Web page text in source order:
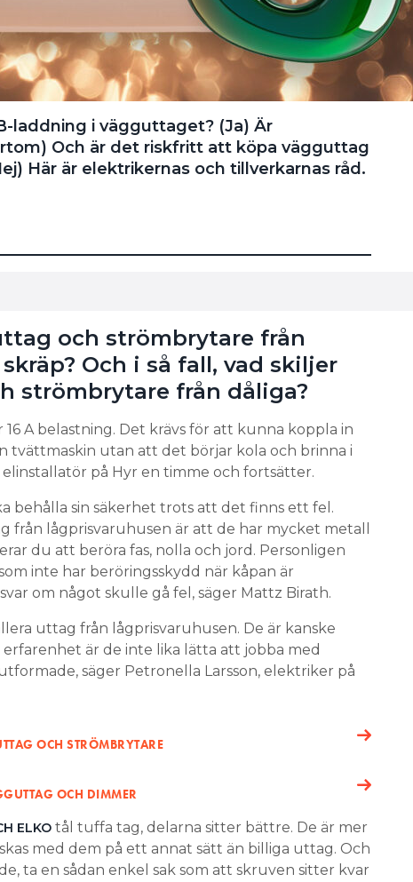
laddning i vägguttaget? (Ja) Är
Och är det riskfritt att köpa vägguttag
Här är elektrikernas och tillverkarnas råd.
och strömbrytare från
Och i så fall, vad skiljer
strömbrytare från dåliga?
16 A belastning. Det krävs för att kunna koppla in
tvättmaskin utan att det börjar kola och brinna i
på Hyr en timme och fortsätter.
behålla sin säkerhet trots att det finns ett fel.
från lågprisvaruhusen är att de har mycket metall
du att beröra fas, nolla och jord. Personligen
inte har beröringsskydd när kåpan är
om något skulle gå fel, säger Mattz Birath.
uttag från lågprisvaruhusen. De är kanske
är de inte lika lätta att jobba med
säger Petronella Larsson, elektriker på
OCH STRÖMBRYTARE
OCH DIMMER
ELKOtål tuffa tag, delarna sitter bättre. De är mer
med dem på ett annat sätt än billiga uttag. Och
ta en sådan enkel sak som att skruven sitter kvar